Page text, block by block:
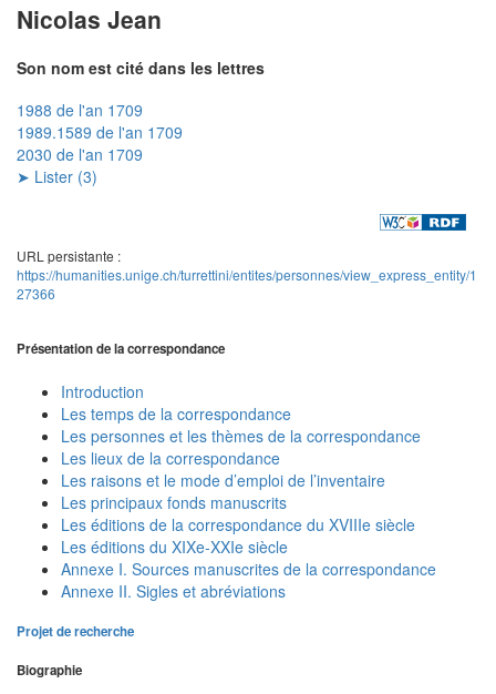
Nicolas Jean
Son nom est cité dans les lettres
1988 de l'an 1709
1989.1589 de l'an 1709
2030 de l'an 1709
➤ Lister (3)
URL persistante :
https://humanities.unige.ch/turrettini/entites/personnes/view_express_entity/1
27366
Présentation de la correspondance
Introduction
Les temps de la correspondance
Les personnes et les thèmes de la correspondance
Les lieux de la correspondance
Les raisons et le mode d’emploi de l’inventaire
Les principaux fonds manuscrits
Les éditions de la correspondance du XVIIIe siècle
Les éditions du XIXe-XXIe siècle
Annexe I. Sources manuscrites de la correspondance
Annexe II. Sigles et abréviations
Projet de recherche
Biographie